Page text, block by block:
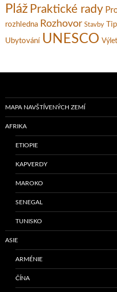
Pláž Praktické rady
rozhledna Rozhovor Stavby
Ubytování UNESCO Výlet
MAPA NAVŠTÍVENÝCH ZEMÍ
AFRIKA
ETIOPIE
KAPVERDY
MAROKO
SENEGAL
TUNISKO
ASIE
ARMÉNIE
ČÍNA